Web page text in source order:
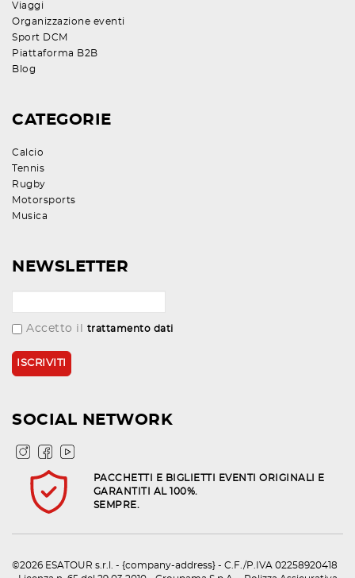
Viaggi
Organizzazione eventi
Sport DCM
Piattaforma B2B
Blog
CATEGORIE
Calcio
Tennis
Rugby
Motorsports
Musica
NEWSLETTER
Accetto il trattamento dati
SOCIAL NETWORK
PACCHETTI E BIGLIETTI EVENTI ORIGINALI E
GARANTITI AL 100%.
SEMPRE.
©2026 ESATOUR s.r.l. - {company-address} - C.F./P.IVA 02258920418